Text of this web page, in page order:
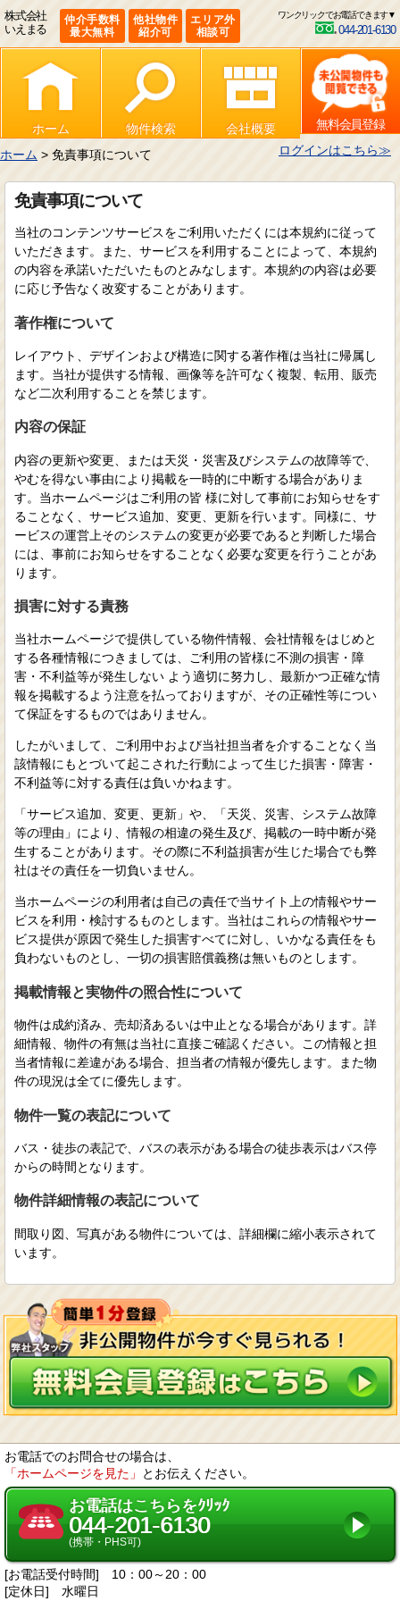
株式会社
いえまる
仲介手数料
最大無料
他社物件
紹介可
エリア外
相談可
ワンクリックでお電話できます▼
044-201-6130
ホーム 物件検索 会社概要
無料会員登録
ログインはこちら≫
ホーム > 免責事項について
免責事項について
当社のコンテンツサービスをご利用いただくには本規約に従って
いただきます。また、サービスを利用することによって、本規約
の内容を承諾いただいたものとみなします。本規約の内容は必要
に応じ予告なく改変することがあります。
著作権について
レイアウト、デザインおよび構造に関する著作権は当社に帰属し
ます。当社が提供する情報、画像等を許可なく複製、転用、販売
など二次利用することを禁じます。
内容の保証
内容の更新や変更、または天災・災害及びシステムの故障等で、
やむを得ない事由により掲載を一時的に中断する場合がありま
す。当ホームページはご利用の皆 様に対して事前にお知らせをす
ることなく、サービス追加、変更、更新を行います。同様に、サ
ービスの運営上そのシステムの変更が必要であると判断した場合
には、事前にお知らせをすることなく必要な変更を行うことがあ
ります。
損害に対する責務
当社ホームページで提供している物件情報、会社情報をはじめと
する各種情報につきましては、ご利用の皆様に不測の損害・障
害・不利益等が発生しない よう適切に努力し、最新かつ正確な情
報を掲載するよう注意を払っておりますが、その正確性等につい
て保証をするものではありません。
したがいまして、ご利用中および当社担当者を介することなく当
該情報にもとづいて起こされた行動によって生じた損害・障害・
不利益等に対する責任は負いかねます。
「サービス追加、変更、更新」や、「天災、災害、システム故障
等の理由」により、情報の相違の発生及び、掲載の一時中断が発
生することがあります。その際に不利益損害が生じた場合でも弊
社はその責任を一切負いません。
当ホームページの利用者は自己の責任で当サイト上の情報やサー
ビスを利用・検討するものとします。当社はこれらの情報やサー
ビス提供が原因で発生した損害すべてに対し、いかなる責任をも
負わないものとし、一切の損害賠償義務は無いものとします。
掲載情報と実物件の照合性について
物件は成約済み、売却済あるいは中止となる場合があります。詳
細情報、物件の有無は当社に直接ご確認ください。この情報と担
当者情報に差違がある場合、担当者の情報が優先します。また物
件の現況は全てに優先します。
物件一覧の表記について
バス・徒歩の表記で、バスの表示がある場合の徒歩表示はバス停
からの時間となります。
物件詳細情報の表記について
間取り図、写真がある物件については、詳細欄に縮小表示されて
います。
お電話でのお問合せの場合は、
「ホームページを見た」
とお伝えください。
お電話はこちらをｸﾘｯｸ
044-201-6130
(携帯・PHS可)
[お電話受付時間] 10：00～20：00
[定休日] 水曜日